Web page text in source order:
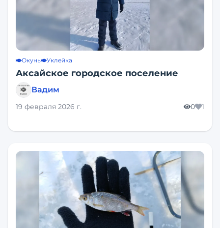
Окунь Уклейка
Аксайское городское поселение
Вадим
19 февраля 2026 г. 0 1